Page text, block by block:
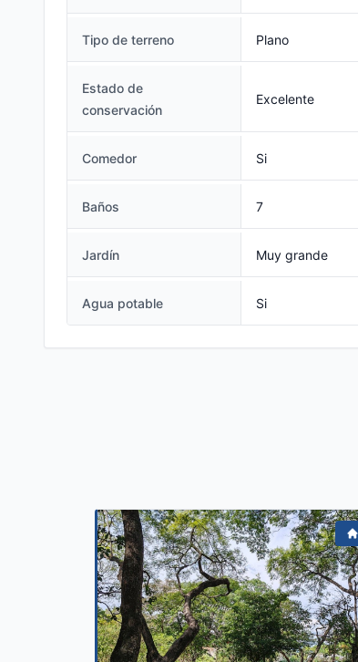
Tipo de terreno Plano
Estado de
conservación
Excelente
Comedor Si
Baños 7
Jardín Muy grande
Agua potable Si